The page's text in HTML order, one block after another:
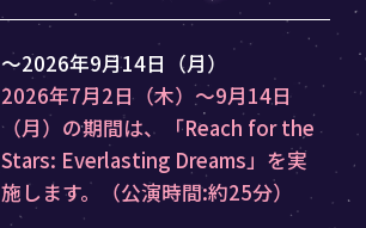
～2026年9月14日（月）
2026年7月2日（木）～9月14日
（月）の期間は、「Reach for the
Stars: Everlasting Dreams」を実
施します。（公演時間:約25分）